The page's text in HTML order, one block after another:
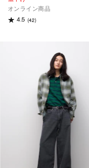
オンライン商品
4.5 (42)